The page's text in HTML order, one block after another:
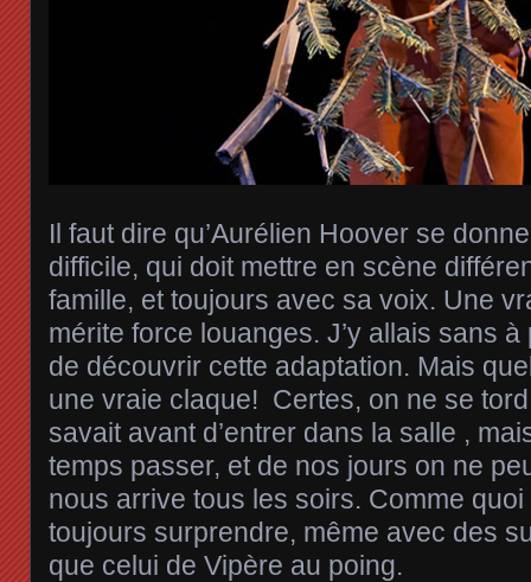
Il faut dire qu’Aurélien Hoover se
difficile, qui doit mettre en scène
famille, et toujours avec sa voix. Une
mérite force louanges. J’y allais sans à
de découvrir cette adaptation. Mais
une vraie claque! Certes, on ne se
savait avant d’entrer dans la salle ,
temps passer, et de nos jours on ne
nous arrive tous les soirs. Comme
toujours surprendre, même avec des
que celui de Vipère au poing.